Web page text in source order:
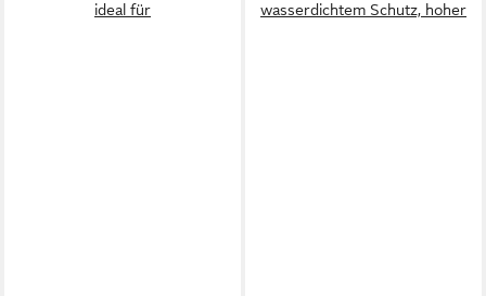
ideal für
wasserdichtem Schutz, hoher